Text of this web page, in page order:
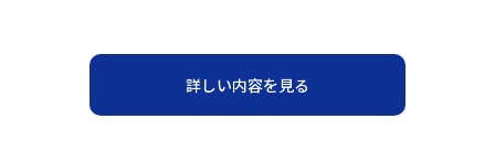
詳しい内容を見る